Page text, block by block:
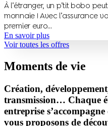
À l’étranger, un p’tit bobo
monnaie ! Avec l’assurance
premier euro…
En savoir plus
Voir toutes les offres
Moments de vie
Création,
transmission… Chaque
entreprise
vous proposons de